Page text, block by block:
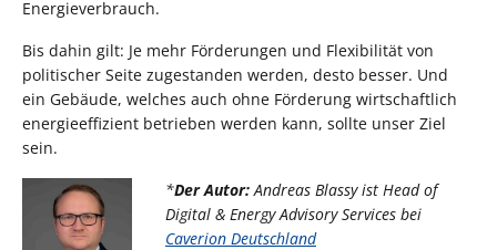
Energieverbrauch.
Bis dahin gilt: Je mehr Förderungen und Flexibilität von
politischer Seite zugestanden werden, desto besser. Und
ein Gebäude, welches auch ohne Förderung wirtschaftlich
energieeffizient betrieben werden kann, sollte unser Ziel
sein.
*Der Autor: Andreas Blassy ist Head of
Digital & Energy Advisory Services bei
Caverion Deutschland